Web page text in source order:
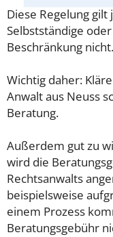
Diese Regelung
Selbstständige
Beschränkung nicht.
Wichtig daher:
Anwalt aus Neuss
Beratung.
Außerdem gut zu
wird die
Rechtsanwalts
beispielsweise
einem Prozess
Beratungsgebühr